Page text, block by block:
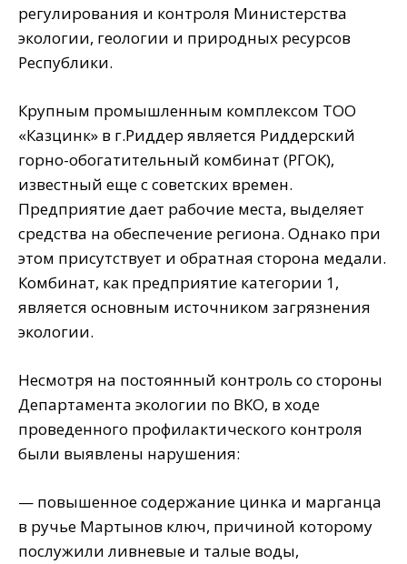
регулирования и контроля Министерства
экологии, геологии и природных ресурсов
Республики.
Крупным промышленным комплексом ТОО
«Казцинк» в г.Риддер является Риддерский
горно-обогатительный комбинат (РГОК),
известный еще с советских времен.
Предприятие дает рабочие места, выделяет
средства на обеспечение региона. Однако при
этом присутствует и обратная сторона медали.
Комбинат, как предприятие категории 1,
является основным источником загрязнения
экологии.
Несмотря на постоянный контроль со стороны
Департамента экологии по ВКО, в ходе
проведенного профилактического контроля
были выявлены нарушения:
— повышенное содержание цинка и марганца
в ручье Мартынов ключ, причиной которому
послужили ливневые и талые воды,